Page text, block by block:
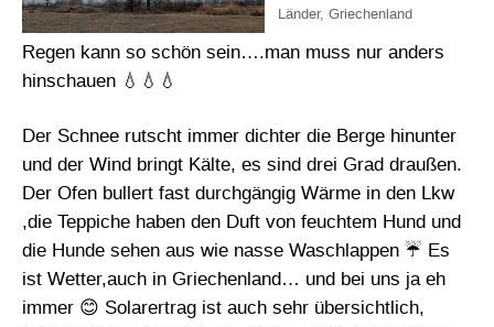
Länder, Griechenland
Regen kann so schön sein….man muss nur anders
hinschauen 💧💧💧
Der Schnee rutscht immer dichter die Berge hinunter
und der Wind bringt Kälte, es sind drei Grad draußen.
Der Ofen bullert fast durchgängig Wärme in den Lkw
,die Teppiche haben den Duft von feuchtem Hund und
die Hunde sehen aus wie nasse Waschlappen ☔ Es
ist Wetter,auch in Griechenland… und bei uns ja eh
immer 😊 Solarertrag ist auch sehr übersichtlich,